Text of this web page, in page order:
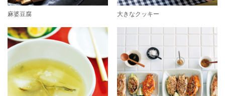
麻婆豆腐 大きなクッキー